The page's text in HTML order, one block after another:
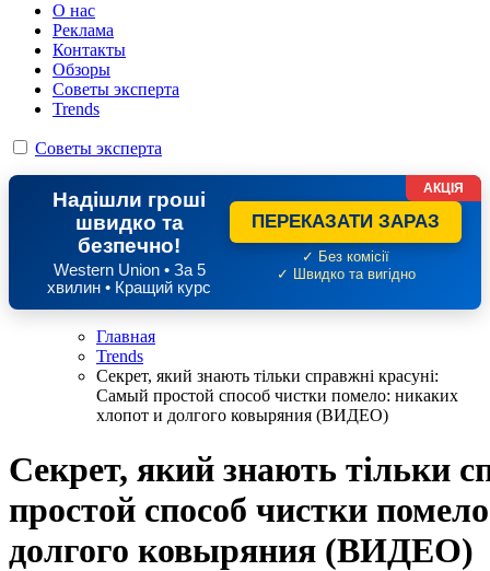
О нас
Реклама
Контакты
Обзоры
Советы эксперта
Trends
Советы эксперта
Надішли гроші
швидко та
безпечно!
Western Union • За 5
хвилин • Кращий курс
ПЕРЕКАЗАТИ ЗАРАЗ
✓ Без комісії
✓ Швидко та вигідно
АКЦІЯ
Главная
Trends
Секрет, який знають тільки справжні красуні:
Самый простой способ чистки помело: никаких
хлопот и долгого ковыряния (ВИДЕО)
Секрет, який знають тільки
простой способ чистки
долгого ковыряния (ВИДЕО)